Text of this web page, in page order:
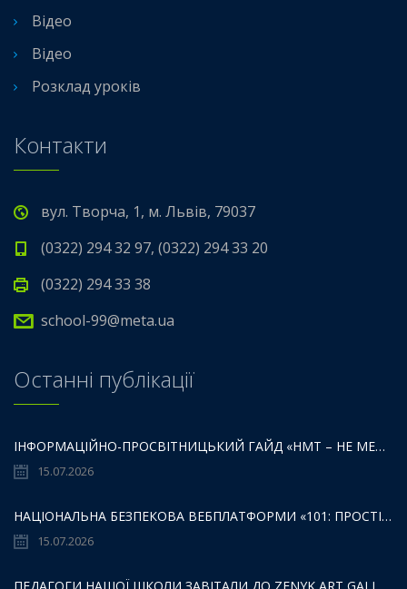
Відео
Відео
Розклад уроків
Контакти
вул. Творча, 1, м. Львів, 79037
(0322) 294 32 97, (0322) 294 33 20
(0322) 294 33 38
school-99@meta.ua
Останні публікації
ІНФОРМАЦІЙНО-ПРОСВІТНИЦЬКИЙ ГАЙД «НМТ – НЕ МЕЖА ТВОЇХ МОЖЛИВОСТЕЙ».
15.07.2026
НАЦІОНАЛЬНА БЕЗПЕКОВА ВЕБПЛАТФОРМИ «101: ПРОСТІР БЕЗПЕКИ ДЛЯ ДІТЕЙ,БАТЬКІВ ТА ОСВІТЯН»:
15.07.2026